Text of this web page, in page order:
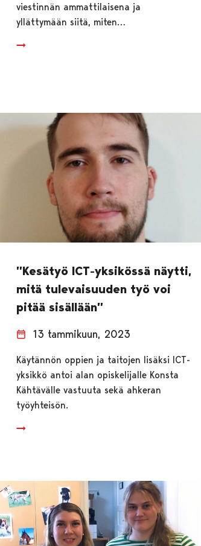
viestinnän ammattilaisena ja
yllättymään siitä, miten…
”Kesätyö ICT-yksikössä näytti,
mitä tulevaisuuden työ voi
pitää sisällään”
13 tammikuun, 2023
Käytännön oppien ja taitojen lisäksi ICT-
yksikkö antoi alan opiskelijalle Konsta
Kähtävälle vastuuta sekä ahkeran
työyhteisön.